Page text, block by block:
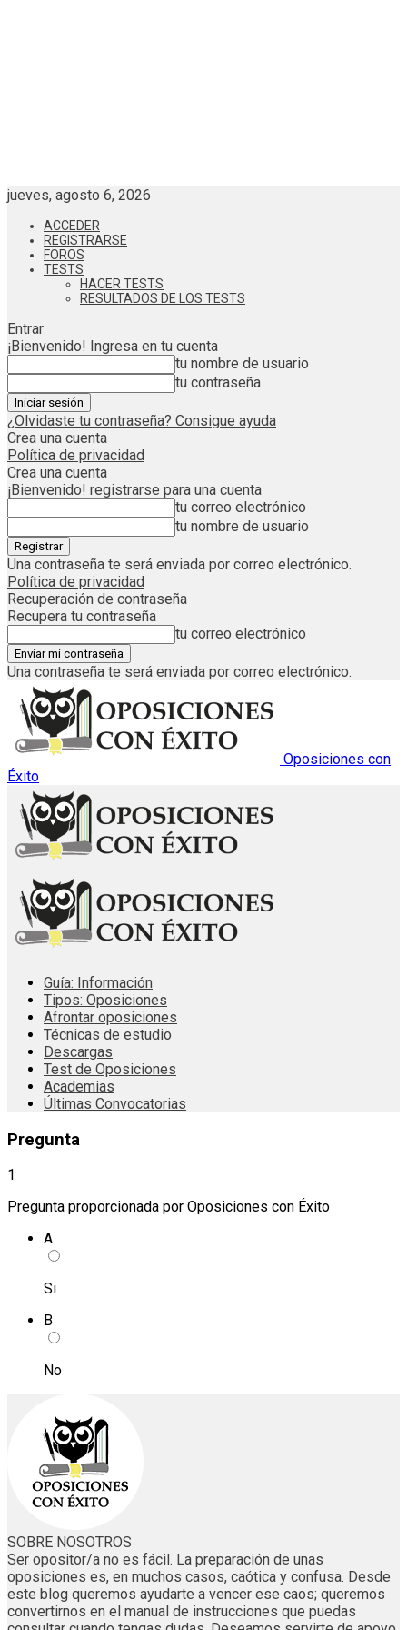
jueves, agosto 6, 2026
ACCEDER
REGISTRARSE
FOROS
TESTS
HACER TESTS
RESULTADOS DE LOS TESTS
Entrar
¡Bienvenido! Ingresa en tu cuenta
tu nombre de usuario
tu contraseña
¿Olvidaste tu contraseña? Consigue ayuda
Crea una cuenta
Política de privacidad
Crea una cuenta
¡Bienvenido! registrarse para una cuenta
tu correo electrónico
tu nombre de usuario
Una contraseña te será enviada por correo electrónico.
Política de privacidad
Recuperación de contraseña
Recupera tu contraseña
tu correo electrónico
Una contraseña te será enviada por correo electrónico.
Oposiciones con
Éxito
Guía: Información
Tipos: Oposiciones
Afrontar oposiciones
Técnicas de estudio
Descargas
Test de Oposiciones
Academias
Últimas Convocatorias
Pregunta
1
Pregunta proporcionada por Oposiciones con Éxito
A
Si
B
No
SOBRE NOSOTROS
Ser opositor/a no es fácil. La preparación de unas
oposiciones es, en muchos casos, caótica y confusa. Desde
este blog queremos ayudarte a vencer ese caos; queremos
convertirnos en el manual de instrucciones que puedas